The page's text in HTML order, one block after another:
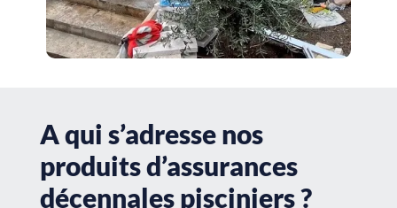
A qui s’adresse nos
produits d’assurances
décennales pisciniers ?